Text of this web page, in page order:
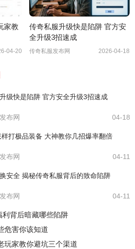
家教
04-20
传奇私服升级快是陷阱 官方安
全升级3招速成
传奇私服发布网 2026-04-18
级快是陷阱 官方安全升级3招速成
布网 04-18
打极品装备 大神教你几招爆率翻倍
布网 04-11
安全 揭秘传奇私服背后的致命陷阱
布网 04-11
背后暗藏哪些陷阱
危害你该知道
玩家教你避坑三个渠道